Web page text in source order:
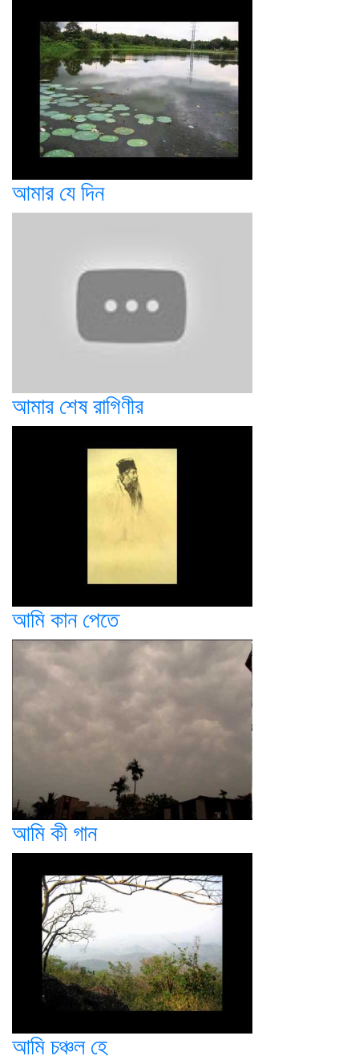
আমার যে দিন
আমার শেষ রাগিণীর
আমি কান পেতে
আমি কী গান
আমি চঞ্চল হে